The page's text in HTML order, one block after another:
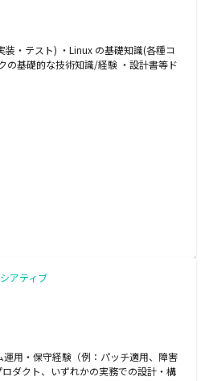
装・テスト) ・Linux の基礎知識(各種コ
の基礎的な技術知識/経験 ・設計書等ド
アティブ
用・保守経験（例：パッチ適用、障害
ダクト、いずれかの実務での設計・構